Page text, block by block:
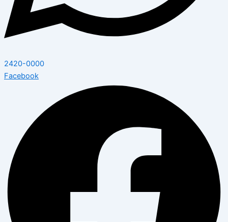
2420-0000
Facebook